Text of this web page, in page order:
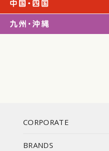
CORPORATE
BRANDS